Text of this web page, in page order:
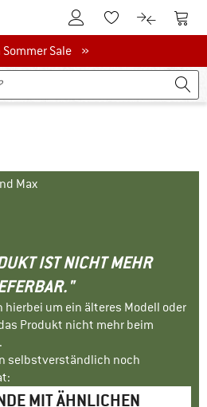
Zum KundenkontoZum Merkzettel.
Zum Zum
Sale
Sommer Sale »
Max
IST NICHT MEHR
um ein älteres Modell oder
Produkt nicht mehr beim
selbstverständlich noch
MIT ÄHNLICHEN